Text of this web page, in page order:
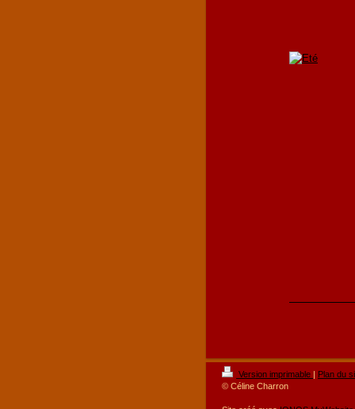
Version imprimable | Plan du
© Céline Charron